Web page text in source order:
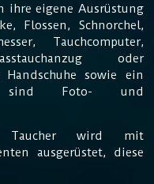
ihre eigene Ausrüstung
Flossen, Schnorchel,
Tauchcomputer,
oder
Handschuhe sowie ein
sind Foto- und
wird mit
ausgerüstet, diese